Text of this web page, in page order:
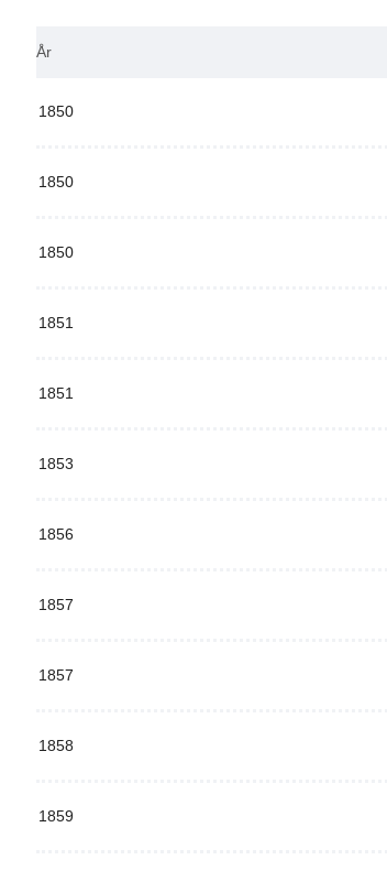
År
1850
1850
1850
1851
1851
1853
1856
1857
1857
1858
1859